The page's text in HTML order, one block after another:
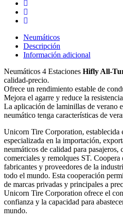
Neumáticos
Descripción
Información adicional
Neumáticos 4 Estaciones Hifly All-
calidad-precio.
Ofrece un rendimiento estable de
Mejora el agarre y reduce la
La aplicación de laminillas de verano
neumático tenga características de
Unicorn Tire Corporation, establecida
especializada en la importación,
neumáticos de calidad para pasajeros,
comerciales y remolques ST.
fabricantes y proveedores de la
todo el mundo. Esta cooperación
de marcas privadas y principales a
Unicorn Tire Corporation ofrece el
confianza y la capacidad para
mundo.